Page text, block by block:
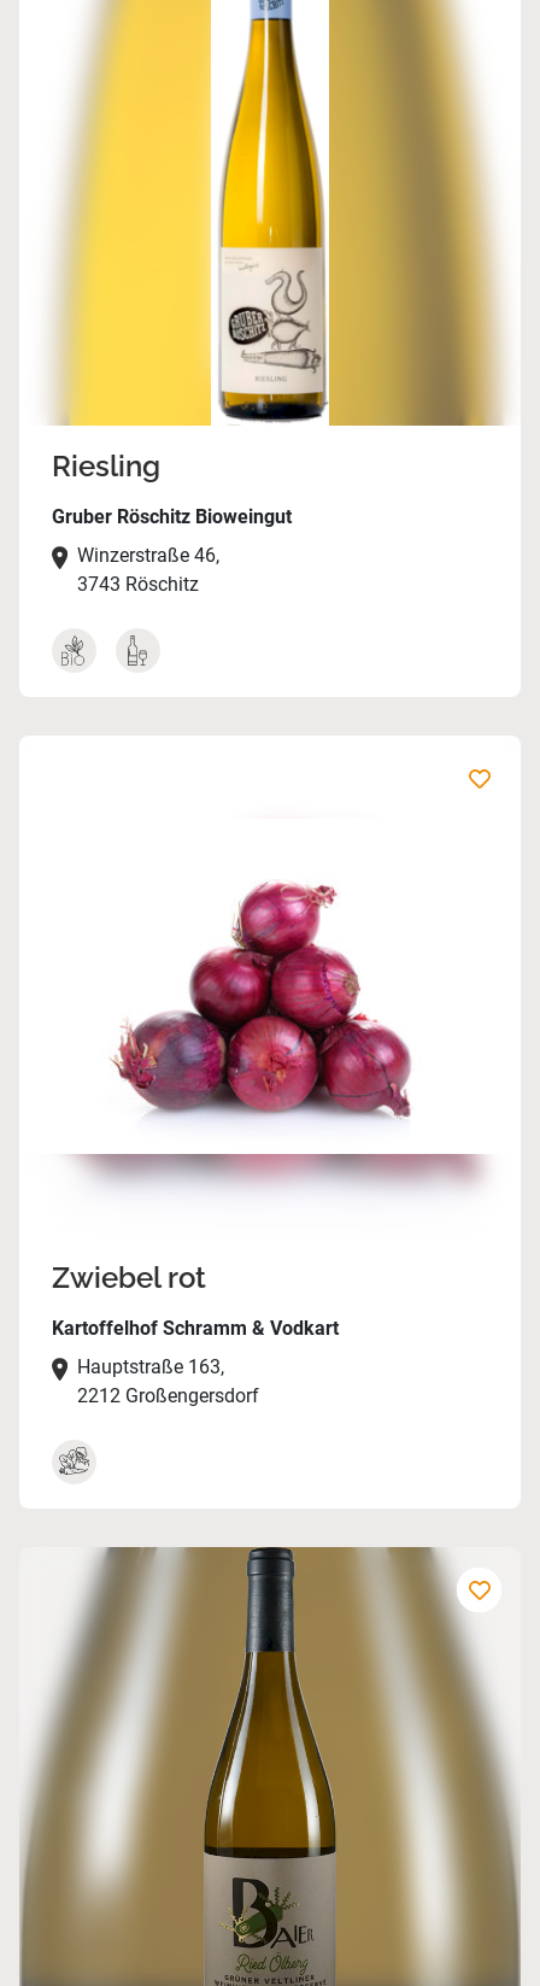
Riesling
Gruber Röschitz Bioweingut
Winzerstraße 46,
3743 Röschitz
Zwiebel rot
Kartoffelhof Schramm & Vodkart
Hauptstraße 163,
2212 Großengersdorf